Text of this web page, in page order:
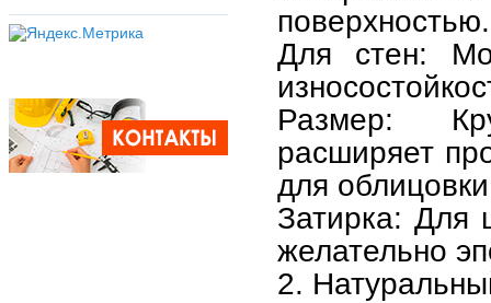
поверхностью.
Для стен:
Размер:
расширяет
для
Затирка: Для
желательно
2.